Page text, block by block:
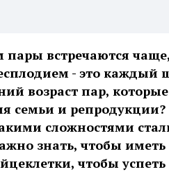
пары встречаются
- это каждый
возраст пар,
семьи и
сложностями
знать, чтобы
чтобы